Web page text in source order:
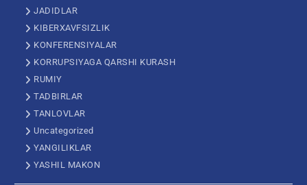
JADIDLAR
KIBERXAVFSIZLIK
KONFERENSIYALAR
KORRUPSIYAGA QARSHI KURASH
RUMIY
TADBIRLAR
TANLOVLAR
Uncategorized
YANGILIKLAR
YASHIL MAKON